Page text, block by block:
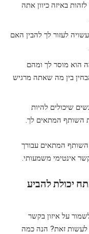
באיזה כיוון אתה
לעזור לך להבין האם
הוא מוסר לך ומהם
בין מה שאתה מרגיש
שיכולים להיות
השותף המתאים לך.
השותף המתאים עבורך
אינטימי משמעותי.
יכולת להביע
על איזון בקשר
לעשות זאת? הנה כמה